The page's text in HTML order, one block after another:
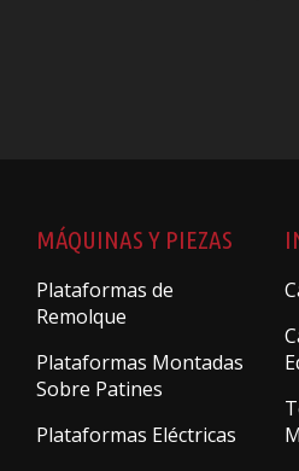
MÁQUINAS Y PIEZAS
Plataformas de
Remolque
Plataformas Montadas
Sobre Patines
Plataformas Eléctricas